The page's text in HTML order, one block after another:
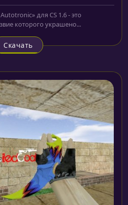
для CS 1.6 - это
которого украшено...
Скачать